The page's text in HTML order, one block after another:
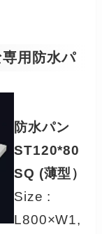
用防水パ
防水パン
ST120*80
SQ (薄型）
Size :
L800×W1,